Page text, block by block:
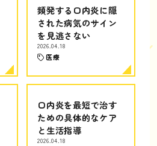
頻発する口内炎に隠
された病気のサイン
を見逃さない
2026.04.18
医療
口内炎を最短で治す
ための具体的なケア
と生活指導
2026.04.18